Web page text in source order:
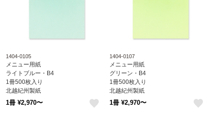
1404-0105
メニュー用紙
ライトブルー・B4
1冊500枚入り
北越紀州製紙
Newファインカラー
1冊 ¥2,970〜
1404-0107
メニュー用紙
グリーン・B4
1冊500枚入り
北越紀州製紙
Newファインカラー
1冊 ¥2,970〜